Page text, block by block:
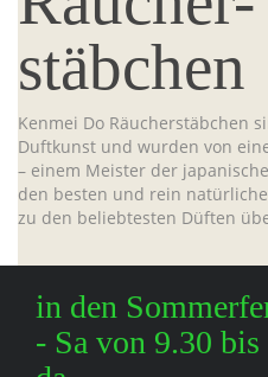
stäbchen
Kenmei Do Räucherstäbchen
Duftkunst und wurden von
– einem Meister der
den besten und rein
zu den beliebtesten Düften
in den
- Sa von 9.30